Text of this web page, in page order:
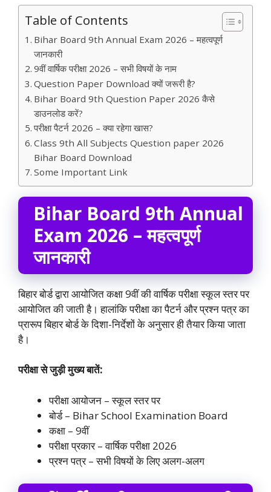
Table of Contents
Bihar Board 9th Annual Exam 2026 – महत्वपूर्ण
जानकारी
9वीं वार्षिक परीक्षा 2026 – सभी विषयों के नाम
Question Paper Download क्यों जरूरी है?
Bihar Board 9th Question Paper 2026 कैसे
डाउनलोड करें?
परीक्षा पैटर्न 2026 – क्या रहेगा खास?
Class 9th All Subjects Question paper 2026
Bihar Board Download
Some Important Link
Bihar Board 9th Annual
Exam 2026 – महत्वपूर्ण
जानकारी
बिहार बोर्ड द्वारा आयोजित कक्षा 9वीं की वार्षिक परीक्षा स्कूल स्तर पर
आयोजित की जाती है। हालांकि परीक्षा का पैटर्न और प्रश्न पत्र का
प्रारूप बिहार बोर्ड के दिशा-निर्देशों के अनुसार ही तैयार किया जाता
है।
परीक्षा से जुड़ी मुख्य बातें:
परीक्षा आयोजन – स्कूल स्तर पर
बोर्ड – Bihar School Examination Board
कक्षा – 9वीं
परीक्षा प्रकार – वार्षिक परीक्षा 2026
प्रश्न पत्र – सभी विषयों के लिए अलग-अलग